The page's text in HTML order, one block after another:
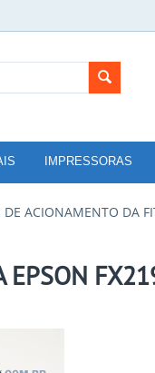
IMPRESSORAS
DE ACIONAMENTO DA
EPSON